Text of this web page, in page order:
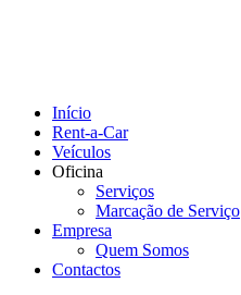
Início
Rent-a-Car
Veículos
Oficina
Serviços
Marcação de Serviço
Empresa
Quem Somos
Contactos